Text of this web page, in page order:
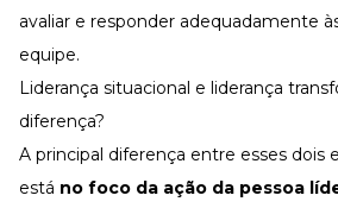
avaliar e responder adequadamente
equipe.
Liderança situacional e liderança
diferença?
A principal diferença entre esses dois
está no foco da ação da pessoa